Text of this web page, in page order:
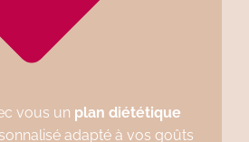
vous un plan diététique
adapté à vos goûts